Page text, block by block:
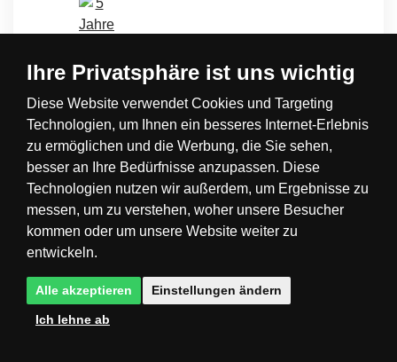
Code: 98003003
> 10 St.
6 € inkl. MwSt.
KAUFEN
Ihre Privatsphäre ist uns wichtig
Diese Website verwendet Cookies und Targeting
Technologien, um Ihnen ein besseres Internet-Erlebnis
zu ermöglichen und die Werbung, die Sie sehen,
besser an Ihre Bedürfnisse anzupassen. Diese
Technologien nutzen wir außerdem, um Ergebnisse zu
messen, um zu verstehen, woher unsere Besucher
kommen oder um unsere Website weiter zu
entwickeln.
Alle akzeptieren Einstellungen ändern
Ich lehne ab